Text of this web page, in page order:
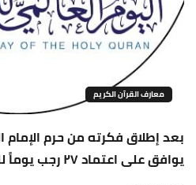
معارف القرآن الكريم
بعد إطلاق فكرته من حرم الإمام
يوافق على اعتماد ٢٧ رجب يوماً للقرآن الكريم